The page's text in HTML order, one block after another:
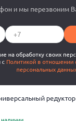
и мы перезвоним
на обработку своих
с Политикой в отношении
персональных